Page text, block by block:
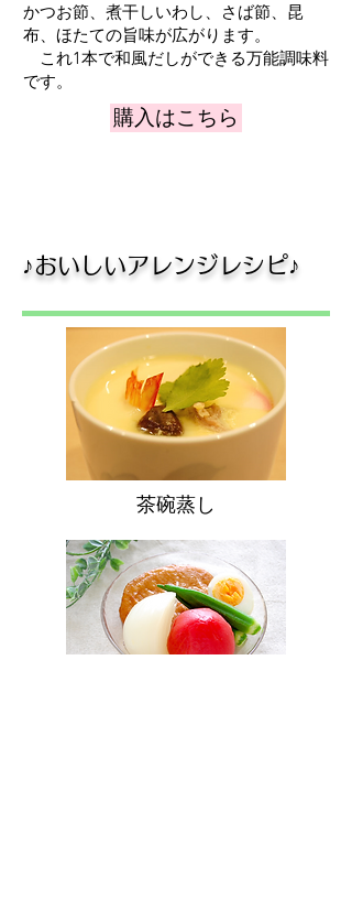
かつお節、煮干しいわし、さば節、昆
布、ほたての旨味が広がります。
これ1本で和風だしができる万能調味料
です。
購入はこちら
​♪おいしいアレンジレシピ♪
茶碗蒸し